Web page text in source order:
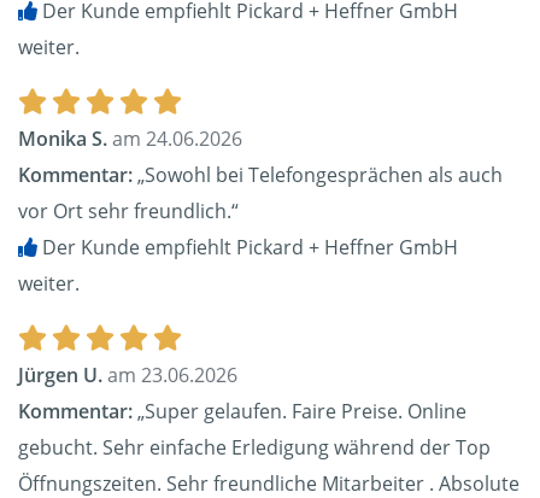
Der Kunde empfiehlt Pickard + Heffner GmbH
weiter.
Monika S.am 24.06.2026
Kommentar:„Sowohl bei Telefongesprächen als auch
vor Ort sehr freundlich.“
Der Kunde empfiehlt Pickard + Heffner GmbH
weiter.
Jürgen U.am 23.06.2026
Kommentar:„Super gelaufen. Faire Preise. Online
gebucht. Sehr einfache Erledigung während der Top
Öffnungszeiten. Sehr freundliche Mitarbeiter . Absolute